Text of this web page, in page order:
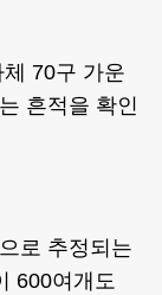
70구 가운
흔적을 확인
로 추정되는
600여개도